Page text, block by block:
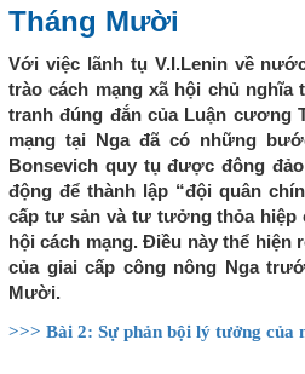
Tháng Mười
Với việc lãnh tụ V.I.Lenin về
trào cách mạng xã hội chủ nghĩa
tranh đúng đắn của Luận cương
mạng tại Nga đã có những
Bonsevich quy tụ được đông
động để thành lập “đội quân
cấp tư sản và tư tưởng thỏa hiệp
hội cách mạng. Điều này thể hiện
của giai cấp công nông Nga
Mười.
>>> Bài 2: Sự phản bội lý tưởng của